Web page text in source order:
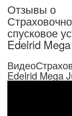
Отзывы о
спусковое
Edelrid
Edelrid Mega